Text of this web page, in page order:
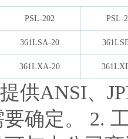
PSL-202 PSL-
361LSA-20
361LXA-20
供ANSI、
确定。 2.